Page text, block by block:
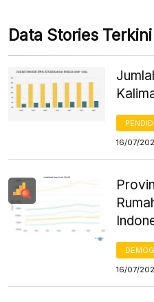
Data Stories Terkini
16/07/
16/07/